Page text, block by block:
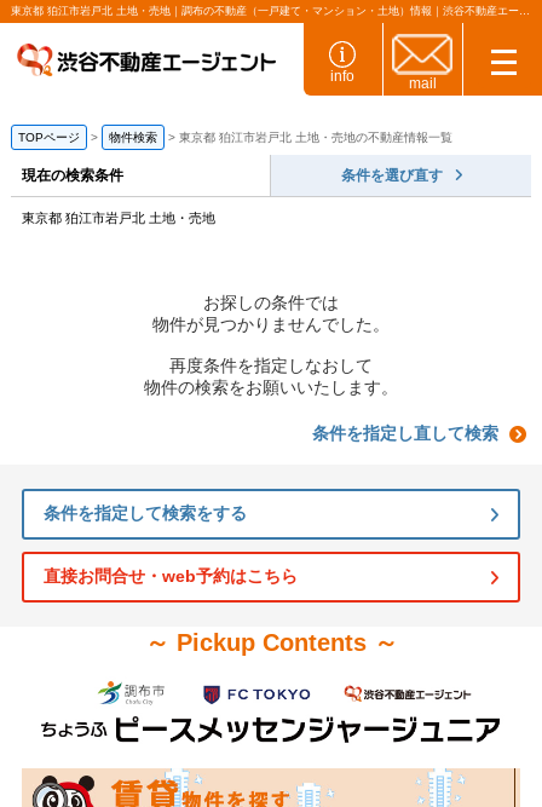
東京都 狛江市岩戸北 土地・売地｜調布の不動産（一戸建て・マンション・土地）情報｜渋谷不動産エージェント
info mail
TOPページ 物件検索 東京都 狛江市岩戸北 土地・売地の不動産情報一覧
現在の検索条件 条件を選び直す
東京都 狛江市岩戸北 土地・売地
お探しの条件では
物件が見つかりませんでした。
再度条件を指定しなおして
物件の検索をお願いいたします。
条件を指定し直して検索
条件を指定して検索をする
直接お問合せ・web予約はこちら
～ Pickup Contents ～